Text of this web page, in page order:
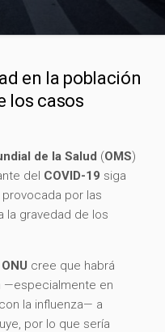
en la población
los casos
de la Salud (OMS)
del COVID-19 siga
por las
la gravedad de los
ONU cree que habrá
—especialmente en
la influenza— a
por lo que sería